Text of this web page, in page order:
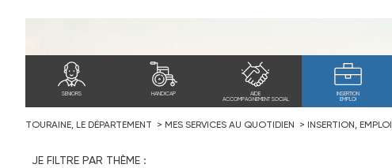
SENIORS HANDICAP
AIDE
ACCOMPAGNEMENT SOCIAL
INSERTION
EMPLOI
TOURAINE, LE DÉPARTEMENT MES SERVICES AU QUOTIDIEN INSERTION, EMPLOI
JE FILTRE PAR THÈME :